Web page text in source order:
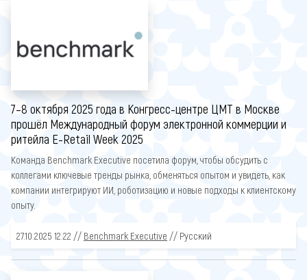
7–8 октября 2025 года в Конгресс-центре ЦМТ в Москве
прошёл Международный форум электронной коммерции и
ритейла E-Retail Week 2025
Команда Benchmark Executive посетила форум, чтобы обсудить с
коллегами ключевые тренды рынка, обменяться опытом и увидеть, как
компании интегрируют ИИ, роботизацию и новые подходы к клиентскому
опыту.
27.10.2025 12:22 // Benchmark Executive // Русский